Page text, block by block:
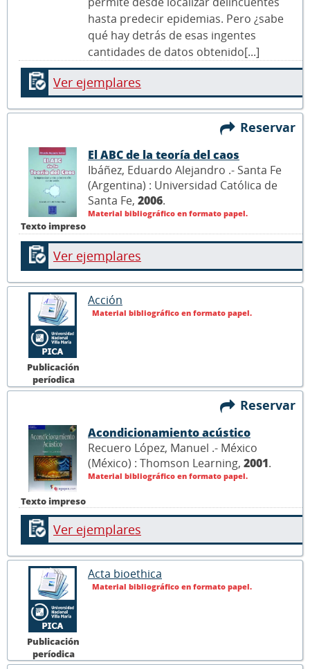
hasta predecir epidemias. Pero ¿sabe
qué hay detrás de esas ingentes
cantidades de datos obtenido[...]
Ver ejemplares
Reservar
Texto impreso
El ABC de la teoría del caos
Ibáñez, Eduardo Alejandro .- Santa Fe
(Argentina) : Universidad Católica de
Santa Fe, 2006.
Material bibliográfico en formato papel.
Ver ejemplares
Publicación
períodica
Acción
Material bibliográfico en formato papel.
Reservar
Texto impreso
Acondicionamiento acústico
Recuero López, Manuel .- México
(México) : Thomson Learning, 2001.
Material bibliográfico en formato papel.
Ver ejemplares
Publicación
períodica
Acta bioethica
Material bibliográfico en formato papel.